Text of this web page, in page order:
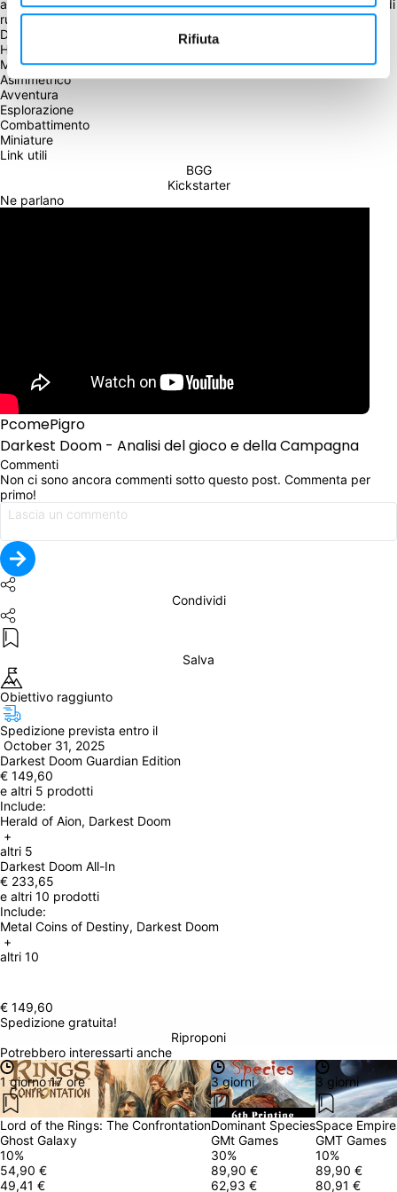
Rifiuta
altri tre giocatori in questa avventura che unisce elementi di gioco di
ruolo, esplorazione, gestione e strategia.
Dice Rolling
Hand Management
Modalità solitaria
Asimmetrico
Avventura
Esplorazione
Combattimento
Miniature
Link utili
BGG
Kickstarter
Ne parlano
PcomePigro
Darkest Doom - Analisi del gioco e della Campagna
Commenti
Non ci sono ancora commenti sotto questo post. Commenta per
primo!
Condividi
Salva
Obiettivo raggiunto
Spedizione prevista entro il
October 31, 2025
Darkest Doom Guardian Edition
€ 149,60
e altri 5 prodotti
Include:
Herald of Aion, Darkest Doom
+
altri 5
Darkest Doom All-In
€ 233,65
e altri 10 prodotti
Include:
Metal Coins of Destiny, Darkest Doom
+
altri 10
€ 149,60
Spedizione gratuita!
Riproponi
Potrebbero interessarti anche
1 giorno 17 ore
Lord of the Rings: The Confrontation
Ghost Galaxy
10%
54,90 €
49,41 €
3 giorni
Dominant Species
GMt Games
30%
89,90 €
62,93 €
3 giorni
Space
GMT Games
10%
89,90 €
80,91 €